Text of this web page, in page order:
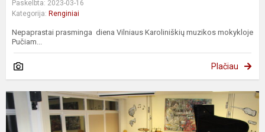
Paskelbta: 2023-03-16
Kategorija: Renginiai
Nepaprastai prasminga diena Vilniaus Karoliniškių muzikos mokykloje
Pučiam...
Plačiau